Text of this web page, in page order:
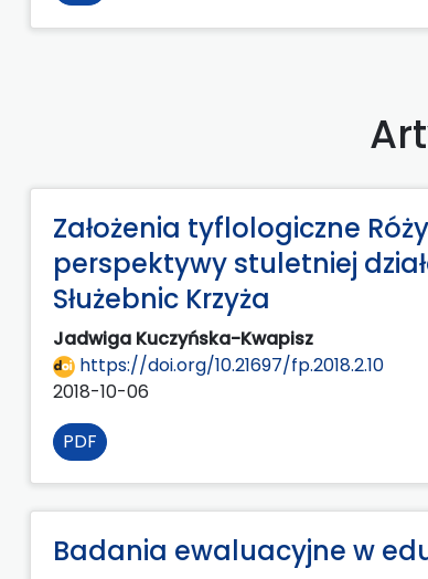
Założenia tyflologiczne
perspektywy stuletniej
Służebnic Krzyża
Jadwiga Kuczyńska-Kwapisz
https://doi.org/10.21697/fp.2018.2.10
2018-10-06
PDF
Badania ewaluacyjne w